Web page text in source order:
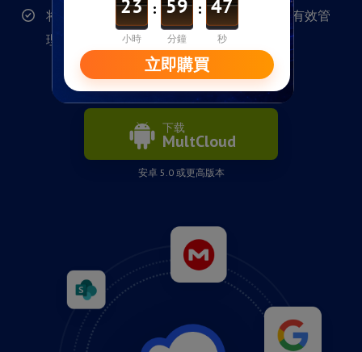
将所有的云盘集中到一个应用程序中，以便有效管
理。
下载
MultCloud
安卓 5.0 或更高版本